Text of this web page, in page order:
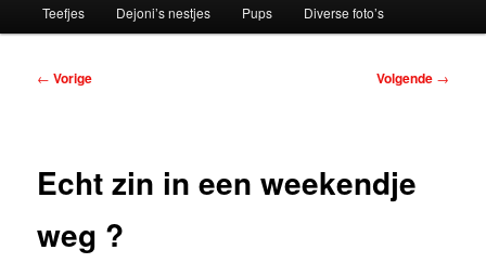
Teefjes Dejoni’s nestjes Pups Diverse foto’s
Bericht
← Vorige Volgende →
Echt zin in een weekendje
weg ?